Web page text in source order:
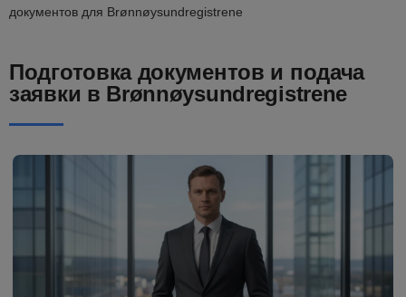
документов для Brønnøysundregistrene
Подготовка документов и подача
заявки в Brønnøysundregistrene